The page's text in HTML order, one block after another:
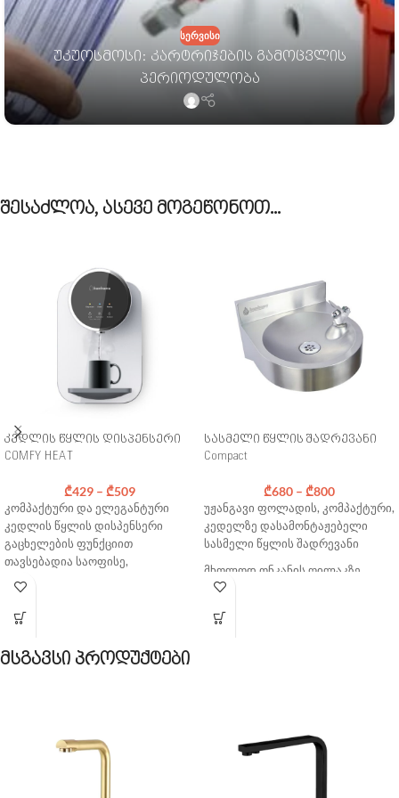
ᲡᲔᲠᲕᲘᲡᲘ
უკუოსმოსი: კარტრიჯების გამოცვლის
პერიოდულობა
შესაძლოა, ასევე მოგეწონოთ…
კედლის წყლის დისპენსერი
COMFY HEAT
₾429 – ₾509
კომპაქტური და ელეგანტური
კედლის წყლის დისპენსერი
გაცხელების ფუნქციით
თავსებადია საოფისე,
საყოფაცხოვრებო და
წყლის საფილტრაციო
დისპენსერი უზრუნველყოფს
ცხელი გაფილტრული წყლის
მართვის სენსორული პანელი
სასმელი წყლის შადრევანი
Compact
₾680 – ₾800
უჟანგავი ფოლადის, კომპაქტური,
კედელზე დასამონტაჟებელი
სასმელი წყლის შადრევანი
მხოლოდ ონკანის ღილაკზე
თითის დაჭერით ხდება წყლის
აგაცილებთ არასასურველ
მსგავსი პროდუქტები